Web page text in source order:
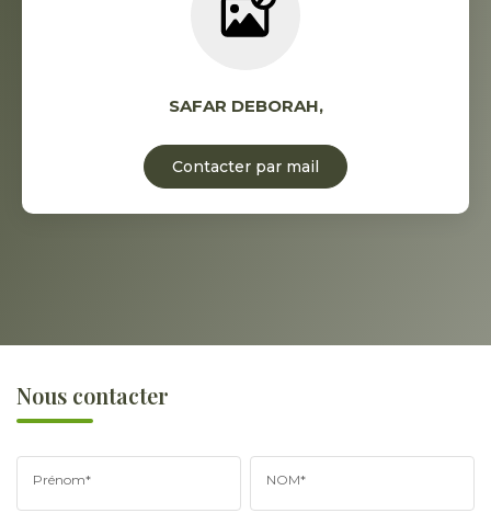
SAFAR DEBORAH,
Contacter par mail
Nous contacter
Prénom* NOM*